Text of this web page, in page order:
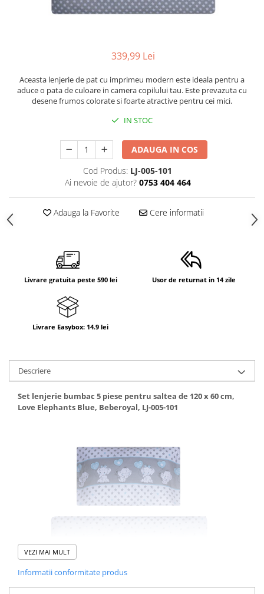
Seturi cadite 86 cm
Suporti anatomici textili
Suporti metalici cadite
Fotolii, mese si scaune copii
Mese de infasat 50 x 70 cm Tega
Baby
Mese de infasat BASIC 50x70 cm
Mese de infasat COMFORT 50x70
Mese de infasat COMFORT 50x80
Mese de infasat moi
Mese de infasat Ultra Light 50x70
cm
Patuturi pliabile
Sisteme de siguranta copii
Centre de activitati
Jucarii bip-bip si chitaitoare
Jucarii de baie
Jucarii educative bebe
Jucarii muzicale
339,99 Lei
Aceasta lenjerie de pat cu imprimeu modern este ideala pentru a
aduce o pata de culoare in camera copilului tau. Este prevazuta cu
desene frumos colorate si foarte atractive pentru cei mici.
IN STOC
ADAUGA IN COS
Cod Produs: LJ-005-101
Ai nevoie de ajutor? 0753 404 464
Adauga la Favorite Cere informatii
Livrare gratuita peste 590 lei Usor de returnat in 14 zile
Livrare Easybox: 14.9 lei
Descriere
Set lenjerie bumbac 5 piese pentru saltea de 120 x 60 cm,
Love Elephants Blue, Beberoyal, LJ-005-101
VEZI MAI MULT
Informatii conformitate produs